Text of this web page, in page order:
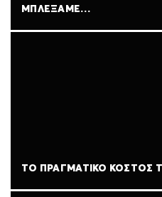
ΜΠΛΈΞΑΜΕ…
ΤΟ ΠΡΑΓΜΑΤΙΚΌ ΚΌΣΤΟΣ